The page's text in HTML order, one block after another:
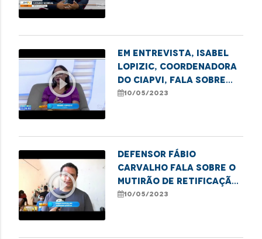
play_circle_outline
Em entrevista, Isabel
Lopizic, coordenadora
do CIAPVI, fala sobre
combate à violência
10/05/2023
play_circle_outline
Defensor Fábio
Carvalho fala sobre o
mutirão de retificação
de registro civil em
10/05/2023